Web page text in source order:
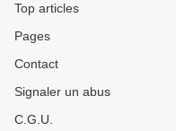
Top articles
Pages
Contact
Signaler un abus
C.G.U.